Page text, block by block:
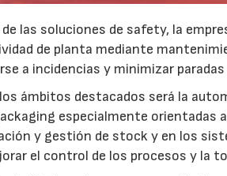
de las soluciones de safety, la
de planta mediante
a incidencias y minimizar
ámbitos destacados será la
especialmente orientadas
y gestión de stock y en los
el control de los procesos y la